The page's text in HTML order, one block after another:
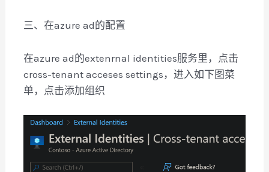
三、在azure ad的配置
在azure ad的extenrnal identities服务里，点击
cross-tenant acceses settings，进入如下图菜
单，点击添加组织